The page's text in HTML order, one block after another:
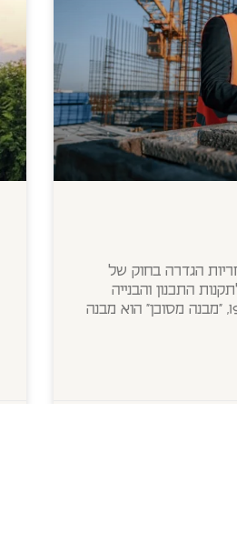
הגדרה בחוק של
מסוכן" על פי תקנה 2 לתקנות התכנון והבנייה
(מבנים מסוכנים), התשל"ג-1973, "מבנה מסוכן" הוא מבנה